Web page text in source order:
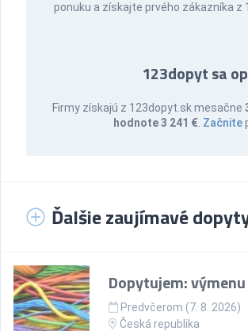
ponuku a získajte prvého zákazníka z
123dopyt sa
Firmy získajú z 123dopyt.sk mesačne
hodnote 3 241 € Začnite
Ďalšie zaujímavé
Dopytujem:
Predvčerom (7. 8. 2026)
Česká republika